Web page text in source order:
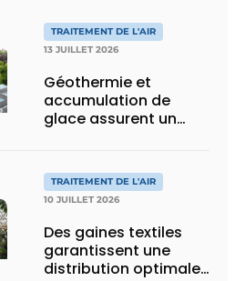
TRAITEMENT DE L'AIR
13 JUILLET 2026
Géothermie et
accumulation de
glace assurent un
et les visiteurs de
BRUSK Bruges
TRAITEMENT DE L'AIR
10 JUILLET 2026
Des gaines textiles
garantissent une
distribution optimale